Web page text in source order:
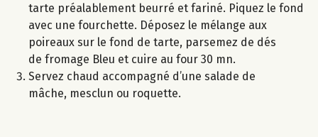
tarte préalablement beurré et fariné. Piquez le fond
avec une fourchette. Déposez le mélange aux
poireaux sur le fond de tarte, parsemez de dés
de fromage Bleu et cuire au four 30 mn.
Servez chaud accompagné d’une salade de
mâche, mesclun ou roquette.